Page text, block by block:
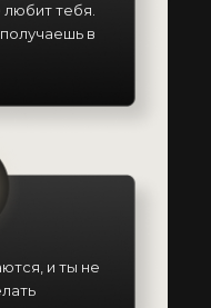
тебя.
в
и ты не